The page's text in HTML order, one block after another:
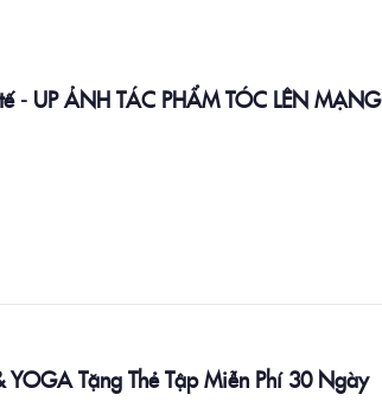
- UP ẢNH TÁC PHẨM TÓC LÊN MẠNG
YOGA Tặng Thẻ Tập Miễn Phí 30 Ngày